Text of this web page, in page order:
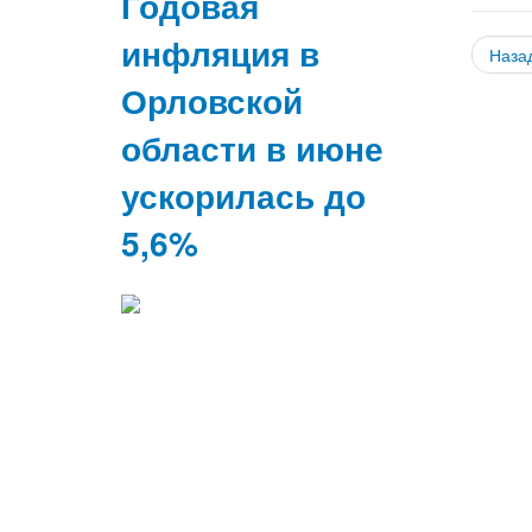
инфляция в
Орловской
области в июне
ускорилась до
5,6%